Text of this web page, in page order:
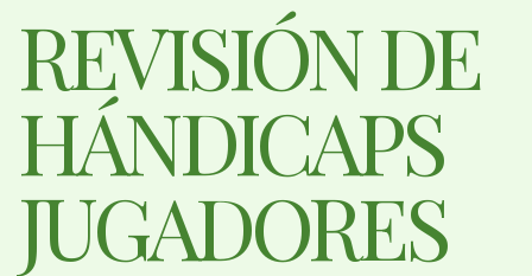
REVISIÓN DE
HÁNDICAPS
JUGADORES